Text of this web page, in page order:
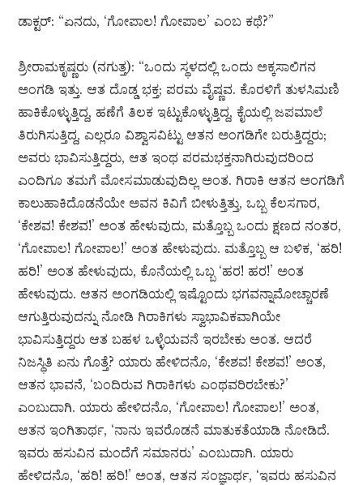
ಡಾಕ್ಟರ್: “ಏನದು, ‘ಗೋಪಾಲ! ಗೋಪಾಲ’ ಎಂಬ ಕಥೆ?”
ಶ್ರೀರಾಮಕೃಷ್ಣರು (ನಗುತ್ತ): “ಒಂದು ಸ್ಥಳದಲ್ಲಿ ಒಂದು ಅಕ್ಕಸಾಲಿಗನ
ಅಂಗಡಿ ಇತ್ತು. ಆತ ದೊಡ್ಡ ಭಕ್ತ; ಪರಮ ವೈಷ್ಣವ. ಕೊರಳಿಗೆ ತುಳಸಿಮಣಿ
ಹಾಕಿಕೊಳ್ಳುತ್ತಿದ್ದ, ಹಣೆಗೆ ತಿಲಕ ಇಟ್ಟುಕೊಳ್ಳುತ್ತಿದ್ದ, ಕೈಯಲ್ಲಿ ಜಪಮಾಲೆ
ತಿರುಗಿಸುತ್ತಿದ್ದ, ಎಲ್ಲರೂ ವಿಶ್ವಾಸವಿಟ್ಟು ಆತನ ಅಂಗಡಿಗೇ ಬರುತ್ತಿದ್ದರು;
ಅವರು ಭಾವಿಸುತ್ತಿದ್ದರು, ಆತ ಇಂಥ ಪರಮಭಕ್ತನಾಗಿರುವುದರಿಂದ
ಎಂದಿಗೂ ತಮಗೆ ಮೋಸಮಾಡುವುದಿಲ್ಲ ಅಂತ. ಗಿರಾಕಿ ಆತನ ಅಂಗಡಿಗೆ
ಕಾಲುಹಾಕಿದೊಡನೆಯೇ ಅವನ ಕಿವಿಗೆ ಬೀಳುತ್ತಿತ್ತು, ಒಬ್ಬ ಕೆಲಸಗಾರ,
‘ಕೇಶವ! ಕೇಶವ!’ ಅಂತ ಹೇಳುವುದು, ಮತ್ತೊಬ್ಬ ಒಂದು ಕ್ಷಣದ ನಂತರ,
‘ಗೋಪಾಲ! ಗೋಪಾಲ!’ ಅಂತ ಹೇಳುವುದು. ಮತ್ತೊಬ್ಬ ಆ ಬಳಿಕ, ‘ಹರಿ!
ಹರಿ!’ ಅಂತ ಹೇಳುವುದು, ಕೊನೆಯಲ್ಲಿ ಒಬ್ಬ ‘ಹರ! ಹರ!’ ಅಂತ
ಹೇಳುವುದು. ಆತನ ಅಂಗಡಿಯಲ್ಲಿ ಇಷ್ಟೊಂದು ಭಗವನ್ನಾಮೋಚ್ಚಾರಣೆ
ಆಗುತ್ತಿರುವುದನ್ನು ನೋಡಿ ಗಿರಾಕಿಗಳು ಸ್ವಾಭಾವಿಕವಾಗಿಯೇ
ಭಾವಿಸುತ್ತಿದ್ದರು ಆತ ಬಹಳ ಒಳ್ಳೆಯವನೆ ಇರಬೇಕು ಅಂತ. ಆದರೆ
ನಿಜಸ್ಥಿತಿ ಏನು ಗೊತ್ತೆ? ಯಾರು ಹೇಳಿದನೊ, ‘ಕೇಶವ! ಕೇಶವ!’ ಅಂತ,
ಆತನ ಭಾವನೆ, ‘ಬಂದಿರುವ ಗಿರಾಕಿಗಳು ಎಂಥವರಿರಬೇಕು?’
ಎಂಬುದಾಗಿ. ಯಾರು ಹೇಳಿದನೊ, ‘ಗೋಪಾಲ! ಗೋಪಾಲ!’ ಅಂತ,
ಆತನ ಇಂಗಿತಾರ್ಥ, ‘ನಾನು ಇವರೊಡನೆ ಮಾತುಕತೆಯಾಡಿ ನೋಡಿದೆ.
ಇವರು ಹಸುವಿನ ಮಂದೆಗೆ ಸಮಾನರು’ ಎಂಬುದಾಗಿ. ಯಾರು
ಹೇಳಿದನೊ, ‘ಹರಿ! ಹರಿ!’ ಅಂತ, ಆತನ ಸಂಜ್ಞಾರ್ಥ, ‘ಇವರು ಹಸುವಿನ